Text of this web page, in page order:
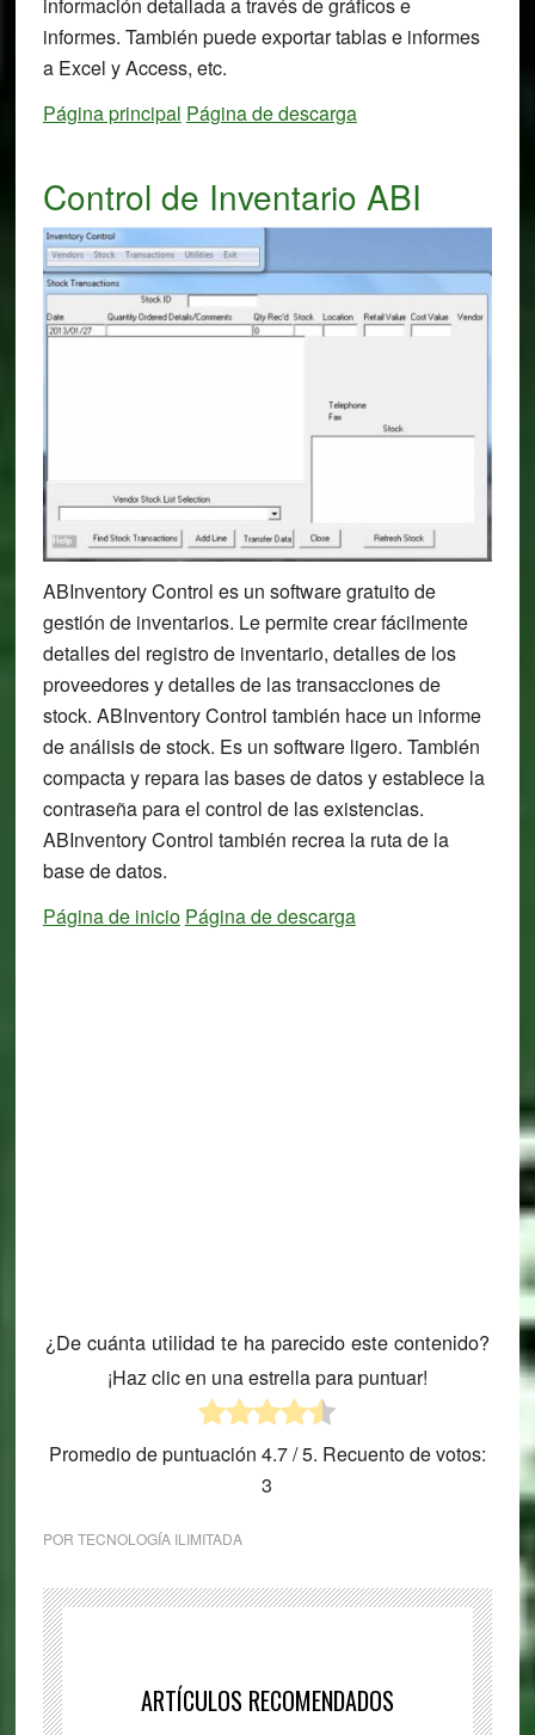
informes. También puede exportar tablas e informes
a Excel y Access, etc.
Página principal Página de descarga
Control de Inventario ABI
ABInventory Control es un software gratuito de
gestión de inventarios. Le permite crear fácilmente
detalles del registro de inventario, detalles de los
proveedores y detalles de las transacciones de
stock. ABInventory Control también hace un informe
de análisis de stock. Es un software ligero. También
compacta y repara las bases de datos y establece la
contraseña para el control de las existencias.
ABInventory Control también recrea la ruta de la
base de datos.
Página de inicio Página de descarga
¿De cuánta utilidad te ha parecido este contenido?
¡Haz clic en una estrella para puntuar!
Promedio de puntuación 4.7/ 5. Recuento de votos:
3
POR TECNOLOGÍA ILIMITADA
ARTÍCULOS RECOMENDADOS